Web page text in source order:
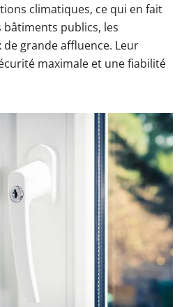
climatiques, ce qui en fait
publics, les
grande affluence. Leur
maximale et une fiabilité